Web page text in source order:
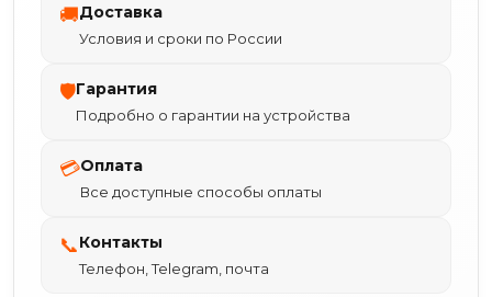
🚚Доставка
Условия и сроки по России
🛡Гарантия
Подробно о гарантии на устройства
💳Оплата
Все доступные способы оплаты
📞Контакты
Телефон, Telegram, почта